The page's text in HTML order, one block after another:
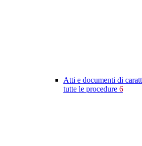
Atti e documenti di
tutte le procedure 6